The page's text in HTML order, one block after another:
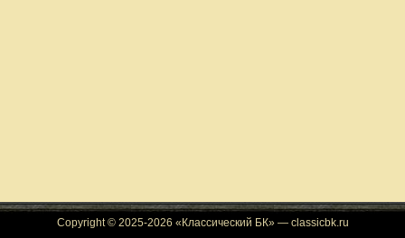
Copyright © 2025-2026 «Классический БК» — classicbk.ru